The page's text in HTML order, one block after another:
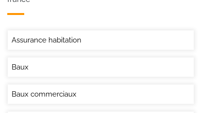
Assurance habitation
Baux
Baux commerciaux